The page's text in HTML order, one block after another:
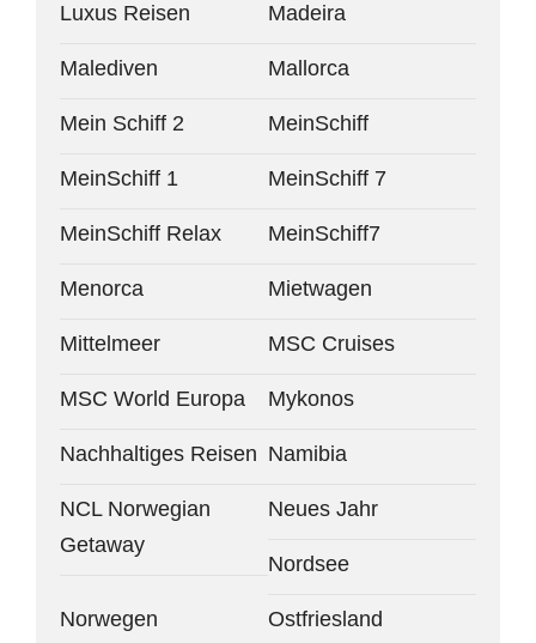
Luxus Reisen Madeira
Malediven Mallorca
Mein Schiff 2 MeinSchiff
MeinSchiff 1 MeinSchiff 7
MeinSchiff Relax MeinSchiff7
Menorca Mietwagen
Mittelmeer MSC Cruises
MSC World Europa Mykonos
Nachhaltiges Reisen Namibia
NCL Norwegian
Getaway
Neues Jahr
Nordsee
Norwegen Ostfriesland